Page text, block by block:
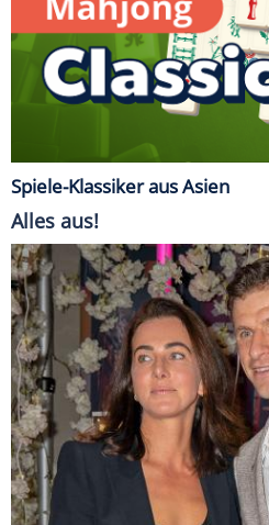
Spiele-Klassiker aus Asien
Alles aus!